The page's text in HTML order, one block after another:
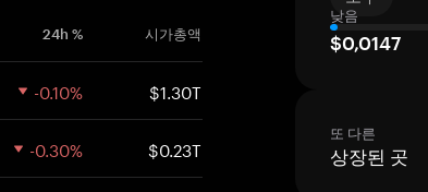
낮음
$0,0147
또 다른
상장된 곳
24h % 시가총액
-0.10% $1.30T
-0.30% $0.23T